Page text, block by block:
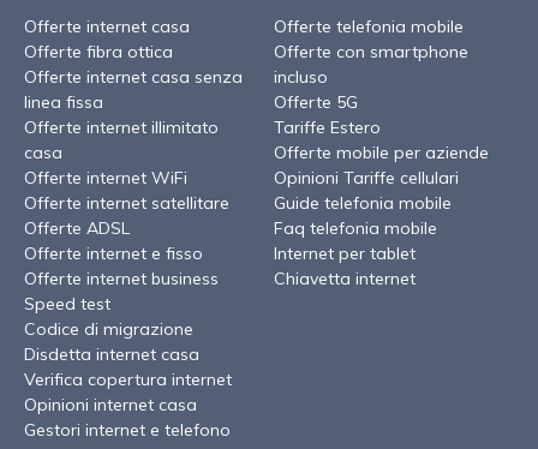
Offerte internet casa
Offerte fibra ottica
Offerte internet casa senza
linea fissa
Offerte internet illimitato
casa
Offerte internet WiFi
Offerte internet satellitare
Offerte ADSL
Offerte internet e fisso
Offerte internet business
Speed test
Codice di migrazione
Disdetta internet casa
Verifica copertura internet
Opinioni internet casa
Gestori internet e telefono
Offerte telefonia mobile
Offerte con smartphone
incluso
Offerte 5G
Tariffe Estero
Offerte mobile per aziende
Opinioni Tariffe cellulari
Guide telefonia mobile
Faq telefonia mobile
Internet per tablet
Chiavetta internet